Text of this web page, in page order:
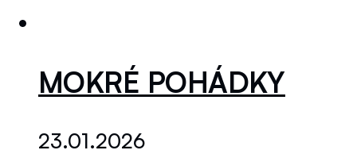
MOKRÉ POHÁDKY
23.01.2026